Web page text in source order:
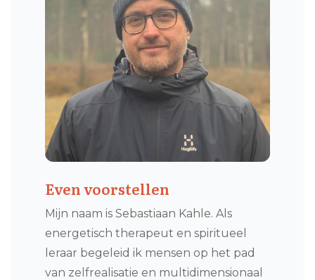
Even voorstellen
Mijn naam is Sebastiaan Kahle. Als
energetisch therapeut en spiritueel
leraar begeleid ik mensen op het pad
van zelfrealisatie en multidimensionaal